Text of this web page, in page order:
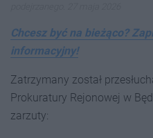
Chcesz być na bieżąco?
informacyjny!
Zatrzymany został
Prokuratury Rejonowej w
zarzuty: